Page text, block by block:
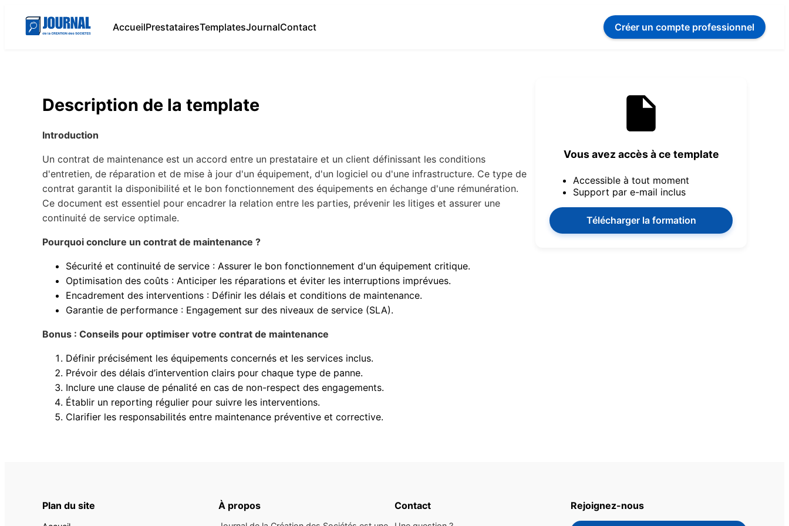
AccueilPrestatairesTemplatesJournalContact Créer un compte professionnel
Description de la template
Introduction
Un contrat de maintenance est un accord entre un prestataire et un client définissant les conditions
d'entretien, de réparation et de mise à jour d'un équipement, d'un logiciel ou d'une infrastructure. Ce type de
contrat garantit la disponibilité et le bon fonctionnement des équipements en échange d'une rémunération.
Ce document est essentiel pour encadrer la relation entre les parties, prévenir les litiges et assurer une
continuité de service optimale.
Pourquoi conclure un contrat de maintenance ?
Sécurité et continuité de service : Assurer le bon fonctionnement d'un équipement critique.
Optimisation des coûts : Anticiper les réparations et éviter les interruptions imprévues.
Encadrement des interventions : Définir les délais et conditions de maintenance.
Garantie de performance : Engagement sur des niveaux de service (SLA).
Bonus : Conseils pour optimiser votre contrat de maintenance
Définir précisément les équipements concernés et les services inclus.
Prévoir des délais d’intervention clairs pour chaque type de panne.
Inclure une clause de pénalité en cas de non-respect des engagements.
Établir un reporting régulier pour suivre les interventions.
Clarifier les responsabilités entre maintenance préventive et corrective.
Vous avez accès à ce template
Accessible à tout moment
Support par e-mail inclus
Télécharger la formation
Plan du site À propos Contact Rejoignez-nous